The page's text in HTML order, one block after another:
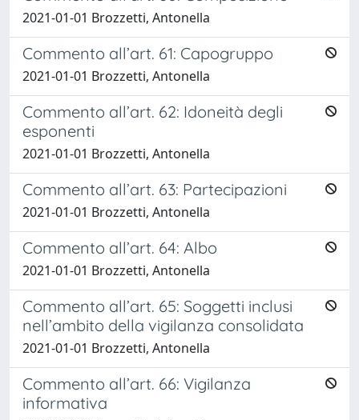
2021-01-01 Brozzetti, Antonella
Commento all’art. 61: Capogruppo
2021-01-01 Brozzetti, Antonella
Commento all’art. 62: Idoneità degli
esponenti
2021-01-01 Brozzetti, Antonella
Commento all’art. 63: Partecipazioni
2021-01-01 Brozzetti, Antonella
Commento all’art. 64: Albo
2021-01-01 Brozzetti, Antonella
Commento all’art. 65: Soggetti inclusi
nell’ambito della vigilanza consolidata
2021-01-01 Brozzetti, Antonella
Commento all’art. 66: Vigilanza
informativa